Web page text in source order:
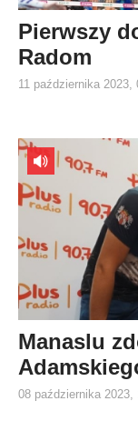
Pierwszy
Radom
11 października 2023,
Manaslu
08 października 2023,